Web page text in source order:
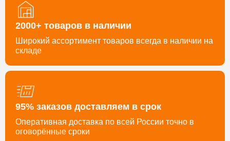
2000+ товаров в наличии
Широкий ассортимент товаров всегда в наличии на
складе
95% заказов доставляем в срок
Оперативная доставка по всей России точно в
оговорённые сроки